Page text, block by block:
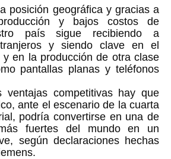
posición geográfica y gracias a
y bajos costos de
país sigue recibiendo a
y siendo clave en el
y en la producción de otra clase
pantallas planas y teléfonos
ventajas competitivas hay que
ante el escenario de la cuarta
podría convertirse en una de
fuertes del mundo en un
según declaraciones hechas